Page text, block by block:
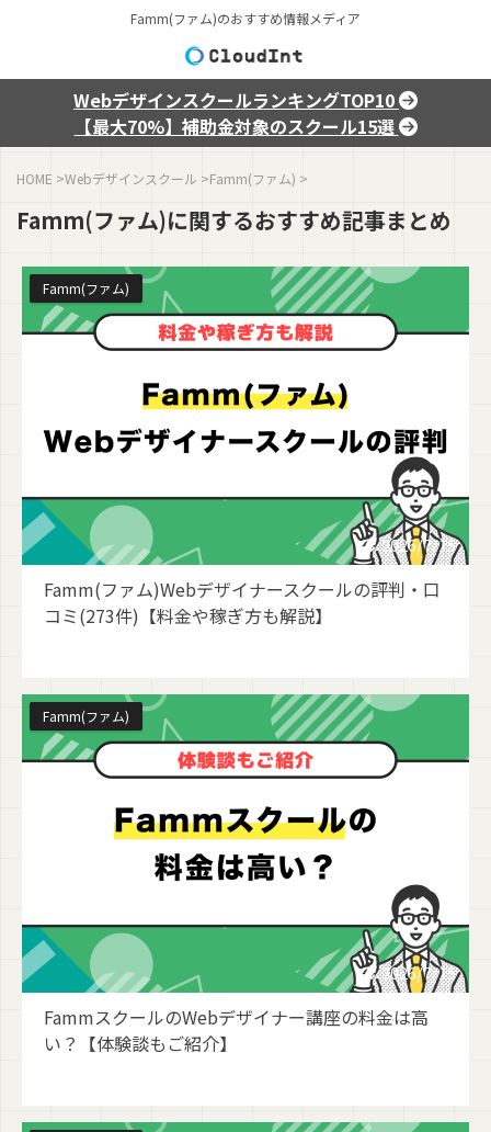
Famm(ファム)のおすすめ情報メディア
WebデザインスクールランキングTOP10
【最大70%】補助金対象のスクール15選
HOME >Webデザインスクール >Famm(ファム) >
Famm(ファム)に関するおすすめ記事まとめ
2026/7/15
Famm(ファム)
Famm(ファム)Webデザイナースクールの評判・口
コミ(273件)【料金や稼ぎ方も解説】
2026/7/15
Famm(ファム)
FammスクールのWebデザイナー講座の料金は高
い？【体験談もご紹介】